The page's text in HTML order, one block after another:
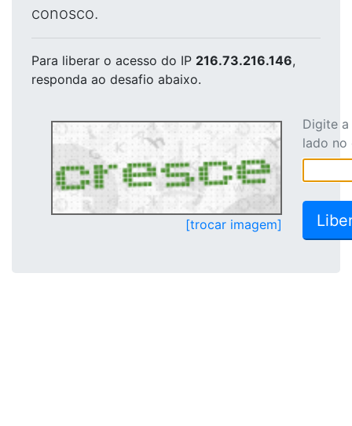
conosco.
Para liberar o acesso do IP 216.73.216.146,
responda ao desafio abaixo.
[trocar imagem]
Digite
lado no